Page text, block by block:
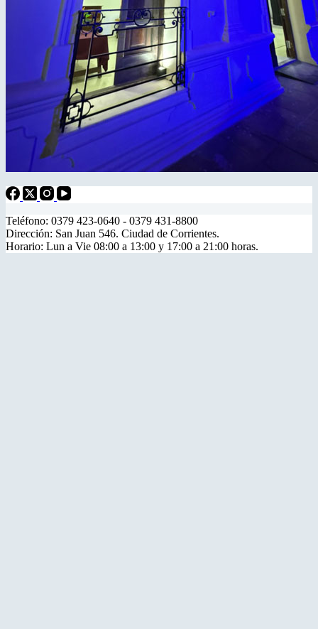
Teléfono: 0379 423-0640 - 0379 431-8800
Dirección: San Juan 546. Ciudad de Corrientes.
Horario: Lun a Vie 08:00 a 13:00 y 17:00 a 21:00 horas.